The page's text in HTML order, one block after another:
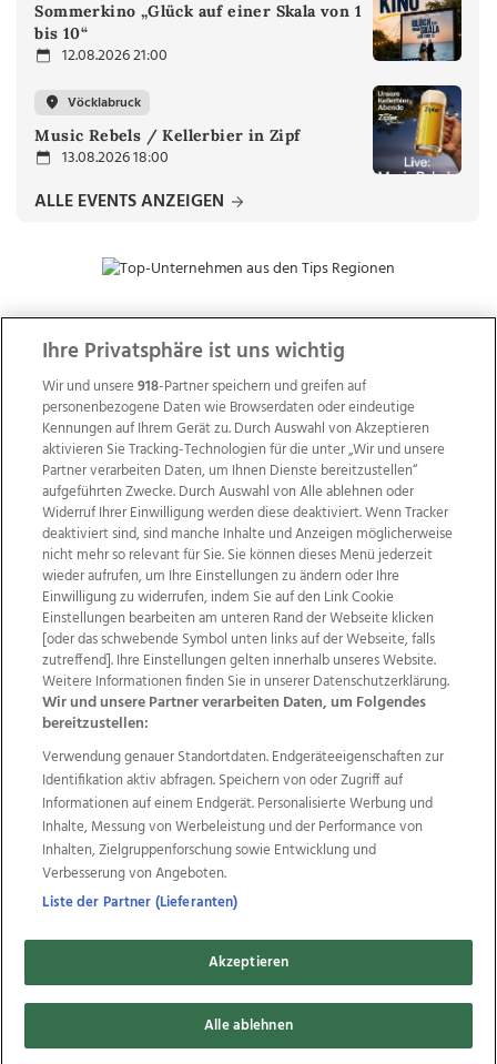
Sommerkino „Glück auf einer Skala von 1
bis 10“
12.08.2026 21:00
Vöcklabruck
Music Rebels / Kellerbier in Zipf
13.08.2026 18:00
ALLE EVENTS ANZEIGEN
ZUR NACHRICHTENÜBERSICHT
Wir über uns Mediadaten Kontakt
Jobs
Datenschutz
Impressum
AGB Anzeigekunden
AGB Website
Ehrenkodex Politische Werbung
Weitere Angebote des Medienhauses Wimmer
TV1 di-mog-i.at OÖNow
Ischler Woche
Life Radio
OÖNachrichten
OÖN Immobilien
OÖN Karriere
OÖN Reise
Regionaljobs
wasistlos.at
Copyrights © 2026 Tips Zeitungs GmbH & Co KG
developed by11x11.net
Ihre Privatsphäre ist uns wichtig
Wir und unsere918-Partner speichern und greifen auf
personenbezogene Daten wie Browserdaten oder eindeutige
Kennungen auf Ihrem Gerät zu. Durch Auswahl von Akzeptieren
aktivieren Sie Tracking-Technologien für die unter „Wir und unsere
Partner verarbeiten Daten, um Ihnen Dienste bereitzustellen“
aufgeführten Zwecke. Durch Auswahl von Alle ablehnen oder
Widerruf Ihrer Einwilligung werden diese deaktiviert. Wenn Tracker
deaktiviert sind, sind manche Inhalte und Anzeigen möglicherweise
nicht mehr so relevant für Sie. Sie können dieses Menü jederzeit
wieder aufrufen, um Ihre Einstellungen zu ändern oder Ihre
Einwilligung zu widerrufen, indem Sie auf den Link Cookie
Einstellungen bearbeiten am unteren Rand der Webseite klicken
[oder das schwebende Symbol unten links auf der Webseite, falls
zutreffend]. Ihre Einstellungen gelten innerhalb unseres Website.
Weitere Informationen finden Sie in unserer Datenschutzerklärung.
Wir und unsere Partner verarbeiten Daten, um Folgendes
bereitzustellen:
Verwendung genauer Standortdaten. Endgeräteeigenschaften zur
Identifikation aktiv abfragen. Speichern von oder Zugriff auf
Informationen auf einem Endgerät. Personalisierte Werbung und
Inhalte, Messung von Werbeleistung und der Performance von
Inhalten, Zielgruppenforschung sowie Entwicklung und
Verbesserung von Angeboten.
Liste der Partner (Lieferanten)
Akzeptieren
Alle ablehnen